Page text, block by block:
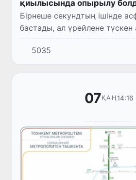
қиылысында опырылу
Бірнеше секундтың ішінде
бастады, ал үрейлене
ұлғайып бара жатқан
жан-жаққа тарай бастады.
5035
07ҚАҢ14:16